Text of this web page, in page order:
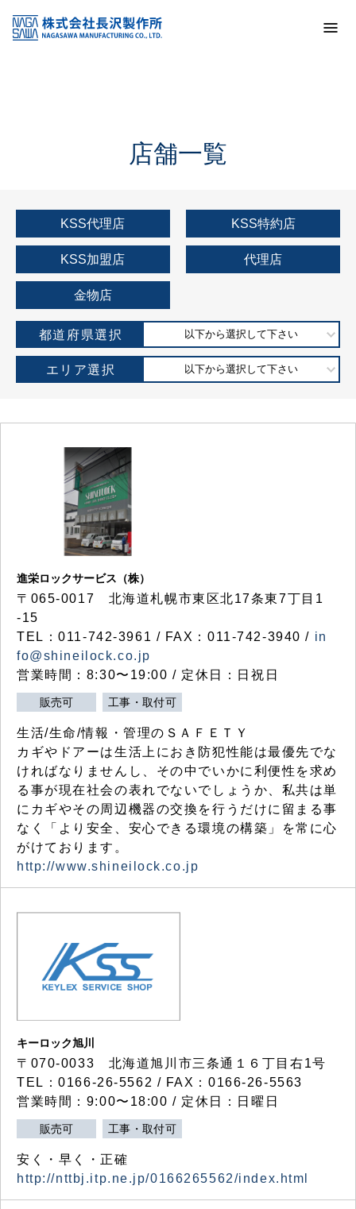
KSS加盟店・取扱店情報
店舗一覧
店舗一覧
KSS代理店 KSS特約店
KSS加盟店 代理店
金物店
都道府県選択 以下から選択して下さい
エリア選択 以下から選択して下さい
進栄ロックサービス（株）
〒065-0017 北海道札幌市東区北17条東7丁目1
-15
TEL：011-742-3961 / FAX：011-742-3940 / in
fo@shineilock.co.jp
営業時間：8:30〜19:00 / 定休日：日祝日
販売可 工事・取付可
生活/生命/情報・管理のＳＡＦＥＴＹ
カギやドアーは生活上におき防犯性能は最優先でな
ければなりませんし、その中でいかに利便性を求め
る事が現在社会の表れでないでしょうか、私共は単
にカギやその周辺機器の交換を行うだけに留まる事
なく「より安全、安心できる環境の構築」を常に心
がけております。
http://www.shineilock.co.jp
キーロック旭川
〒070-0033 北海道旭川市三条通１６丁目右1号
TEL：0166-26-5562 / FAX：0166-26-5563
営業時間：9:00〜18:00 / 定休日：日曜日
販売可 工事・取付可
安く・早く・正確
http://nttbj.itp.ne.jp/0166265562/index.html